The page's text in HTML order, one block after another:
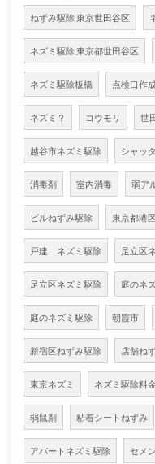
ねずみ駆除 東京世田谷区
ネズミ駆除 東京都世田谷区
ネズミ駆除板橋 点検口作
ネズミ？ コウモリ 世
越谷市ネズミ駆除 シャッ
消毒剤 室内消毒 弱ア
ビルねずみ駆除 東京都港
戸建 ネズミ駆除 足立区
足立区ネズミ駆除 庭のネ
庭のネズミ駆除 朝霞市
新宿区ねずみ駆除 店舗ね
東京ネズミ ネズミ駆除料
弱鼠剤 粘着シートねずみ
アパートネズミ駆除 セメ